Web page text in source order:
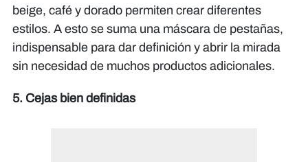
beige, café y dorado permiten crear diferentes
estilos. A esto se suma una máscara de pestañas,
indispensable para dar definición y abrir la mirada
sin necesidad de muchos productos adicionales.
5. Cejas bien definidas